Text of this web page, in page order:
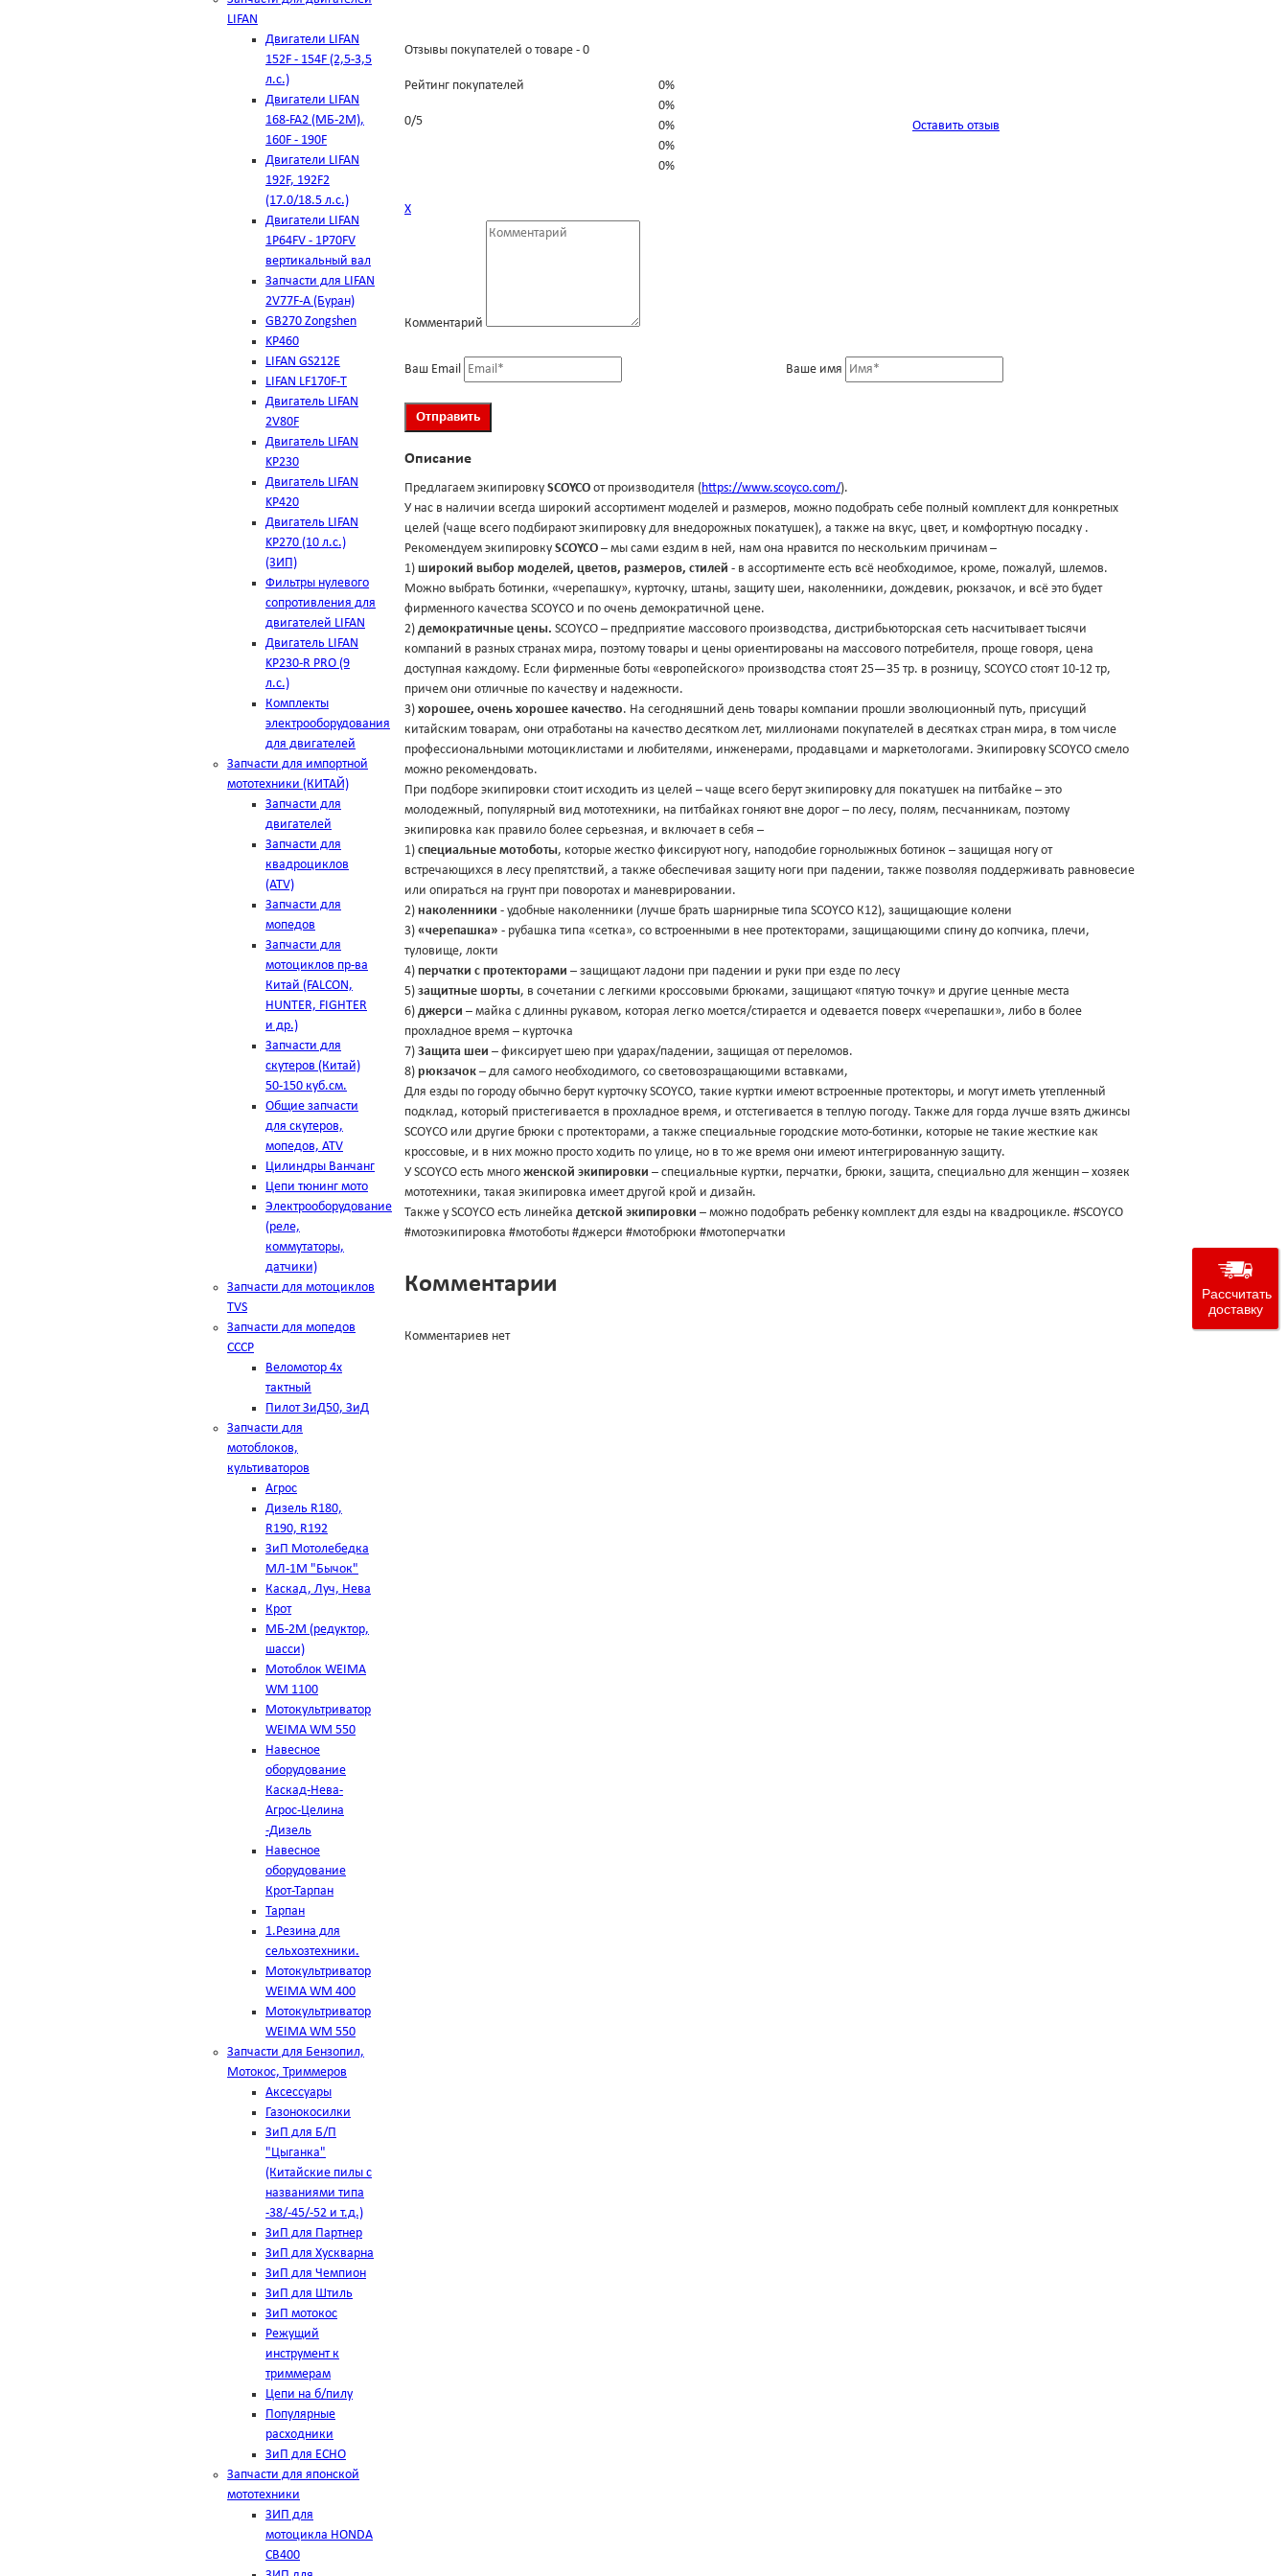
LIFAN
Двигатели LIFAN
152F - 154F (2,5-3,5
л.с.)
Двигатели LIFAN
168-FA2 (МБ-2М),
160F - 190F
Двигатели LIFAN
192F, 192F2
(17.0/18.5 л.с.)
Двигатели LIFAN
1Р64FV - 1Р70FV
вертикальный вал
Запчасти для LIFAN
2V77F-A (Буран)
GB270 Zongshen
KP460
LIFAN GS212E
LIFAN LF170F-T
Двигатель LIFAN
2V80F
Двигатель LIFAN
KP230
Двигатель LIFAN
KP420
Двигатель LIFAN
KP270 (10 л.с.)
(ЗИП)
Фильтры нулевого
сопротивления для
двигателей LIFAN
Двигатель LIFAN
KP230-R PRO (9
л.с.)
Комплекты
электрооборудования
для двигателей
Запчасти для импортной
мототехники (КИТАЙ)
Запчасти для
двигателей
Запчасти для
квадроциклов
(ATV)
Запчасти для
мопедов
Запчасти для
мотоциклов пр-ва
Китай (FALCON,
HUNTER, FIGHTER
и др.)
Запчасти для
скутеров (Китай)
50-150 куб.см.
Общие запчасти
для скутеров,
мопедов, ATV
Цилиндры Ванчанг
Цепи тюнинг мото
Электрооборудование
(реле,
коммутаторы,
датчики)
Запчасти для мотоциклов
TVS
Запчасти для мопедов
СССР
Веломотор 4х
тактный
Пилот ЗиД50, ЗиД
Запчасти для
мотоблоков,
культиваторов
Агрос
Дизель R180,
R190, R192
ЗиП Мотолебедка
МЛ-1М "Бычок"
Каскад, Луч, Нева
Крот
МБ-2М (редуктор,
шасси)
Мотоблок WEIMA
WM 1100
Мотокультриватор
WEIMA WM 550
Навесное
оборудование
Каскад-Нева-
Агрос-Целина
-Дизель
Навесное
оборудование
Крот-Тарпан
Тарпан
1.Резина для
сельхозтехники.
Мотокультриватор
WEIMA WM 400
Мотокультриватор
WEIMA WM 550
Запчасти для Бензопил,
Мотокос, Триммеров
Аксессуары
Газонокосилки
ЗиП для Б/П
"Цыганка"
(Китайские пилы с
названиями типа
-38/-45/-52 и т.д.)
ЗиП для Партнер
ЗиП для Хускварна
ЗиП для Чемпион
ЗиП для Штиль
ЗиП мотокос
Режущий
инструмент к
триммерам
Цепи на б/пилу
Популярные
расходники
ЗиП для ЕСНО
Запчасти для японской
мототехники
ЗИП для
мотоцикла HONDA
CB400
Отзывы покупателей о товаре - 0
Рейтинг покупателей
0/5
0%
0%
0%
0%
0%
Оставить отзыв
Х
Комментарий
Ваш Email Ваше имя
Описание
Предлагаем экипировку SCOYCO от производителя (https://www.scoyco.com/).
У нас в наличии всегда широкий ассортимент моделей и размеров, можно подобрать себе полный комплект для конкретных
целей (чаще всего подбирают экипировку для внедорожных покатушек), а также на вкус, цвет, и комфортную посадку .
Рекомендуем экипировку SCOYCO – мы сами ездим в ней, нам она нравится по нескольким причинам –
1) широкий выбор моделей, цветов, размеров, стилей - в ассортименте есть всё необходимое, кроме, пожалуй, шлемов.
Можно выбрать ботинки, «черепашку», курточку, штаны, защиту шеи, наколенники, дождевик, рюкзачок, и всё это будет
фирменного качества SCOYCO и по очень демократичной цене.
2) демократичные цены. SCOYCO – предприятие массового производства, дистрибьюторская сеть насчитывает тысячи
компаний в разных странах мира, поэтому товары и цены ориентированы на массового потребителя, проще говоря, цена
доступная каждому. Если фирменные боты «европейского» производства стоят 25—35 тр. в розницу, SCOYCO стоят 10-12 тр,
причем они отличные по качеству и надежности.
3) хорошее, очень хорошее качество. На сегодняшний день товары компании прошли эволюционный путь, присущий
китайским товарам, они отработаны на качество десятком лет, миллионами покупателей в десятках стран мира, в том числе
профессиональными мотоциклистами и любителями, инженерами, продавцами и маркетологами. Экипировку SCOYCO смело
можно рекомендовать.
При подборе экипировки стоит исходить из целей – чаще всего берут экипировку для покатушек на питбайке – это
молодежный, популярный вид мототехники, на питбайках гоняют вне дорог – по лесу, полям, песчанникам, поэтому
экипировка как правило более серьезная, и включает в себя –
1) специальные мотоботы, которые жестко фиксируют ногу, наподобие горнолыжных ботинок – защищая ногу от
встречающихся в лесу препятствий, а также обеспечивая защиту ноги при падении, также позволяя поддерживать равновесие
или опираться на грунт при поворотах и маневрировании.
2) наколенники - удобные наколенники (лучше брать шарнирные типа SCOYCO К12), защищающие колени
3) «черепашка» - рубашка типа «сетка», со встроенными в нее протекторами, защищающими спину до копчика, плечи,
туловище, локти
4) перчатки с протекторами – защищают ладони при падении и руки при езде по лесу
5) защитные шорты, в сочетании с легкими кроссовыми брюками, защищают «пятую точку» и другие ценные места
6) джерси – майка с длинны рукавом, которая легко моется/стирается и одевается поверх «черепашки», либо в более
прохладное время – курточка
7) Защита шеи – фиксирует шею при ударах/падении, защищая от переломов.
8) рюкзачок – для самого необходимого, со световозращающими вставками,
Для езды по городу обычно берут курточку SCOYCO, такие куртки имеют встроенные протекторы, и могут иметь утепленный
подклад, который пристегивается в прохладное время, и отстегивается в теплую погоду. Также для горда лучше взять джинсы
SCOYCO или другие брюки с протекторами, а также специальные городские мото-ботинки, которые не такие жесткие как
кроссовые, и в них можно просто ходить по улице, но в то же время они имеют интегрированную защиту.
У SCOYCO есть много женской экипировки – специальные куртки, перчатки, брюки, защита, специально для женщин – хозяек
мототехники, такая экипировка имеет другой крой и дизайн.
Также у SCOYCO есть линейка детской экипировки – можно подобрать ребенку комплект для езды на квадроцикле. #SCOYCO
#мотоэкипировка #мотоботы #джерси #мотобрюки #мотоперчатки
Комментарии
Комментариев нет
Рассчитать
доставку